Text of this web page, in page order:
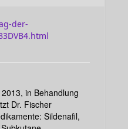
der-
in Behandlung
Dr. Fischer
Sildenafil,